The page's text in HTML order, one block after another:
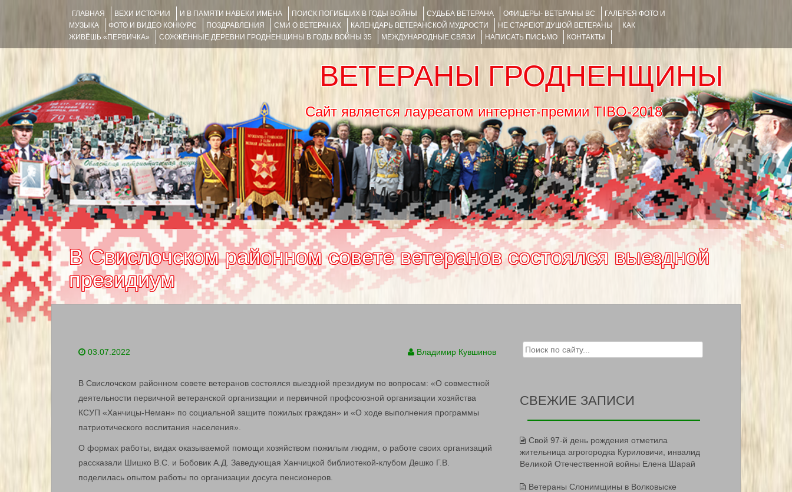
ГЛАВНАЯ ВЕХИ ИСТОРИИ И В ПАМЯТИ НАВЕКИ ИМЕНА ПОИСК ПОГИБШИХ В ГОДЫ ВОЙНЫ СУДЬБА ВЕТЕРАНА ОФИЦЕРЫ- ВЕТЕРАНЫ ВС
ГАЛЕРЕЯ ФОТО И
МУЗЫКА
ФОТО И ВИДЕО КОНКУРС ПОЗДРАВЛЕНИЯ СМИ О ВЕТЕРАНАХ КАЛЕНДАРЬ ВЕТЕРАНСКОЙ МУДРОСТИ НЕ СТАРЕЮТ ДУШОЙ ВЕТЕРАНЫ
КАК
ЖИВЁШЬ «ПЕРВИЧКА»
СОЖЖЁННЫЕ ДЕРЕВНИ ГРОДНЕНЩИНЫ В ГОДЫ ВОЙНЫ 35 МЕЖДУНАРОДНЫЕ СВЯЗИ НАПИСАТЬ ПИСЬМО КОНТАКТЫ
ВЕТЕРАНЫ ГРОДНЕНЩИНЫ
Сайт является лауреатом интернет-премии TIBO-2018
Menu
SKIP TO CONTENT
В Свислочском районном совете ветеранов состоялся выездной
президиум
03.07.2022 Владимир Кувшинов
В Свислочском районном совете ветеранов состоялся выездной президиум по вопросам: «О совместной
деятельности первичной ветеранской организации и первичной профсоюзной организации хозяйства
КСУП «Ханчицы-Неман» по социальной защите пожилых граждан» и «О ходе выполнения программы
патриотического воспитания населения».
О формах работы, видах оказываемой помощи хозяйством пожилым людям, о работе своих организаций
рассказали Шишко В.С. и Бобовик А.Д. Заведующая Ханчицкой библиотекой-клубом Дешко Г.В.
поделилась опытом работы по организации досуга пенсионеров.
Search for:
СВЕЖИЕ ЗАПИСИ
Свой 97-й день рождения отметила
жительница агрогородка Куриловичи, инвалид
Великой Отечественной войны Елена Шарай
Ветераны Слонимщины в Волковыске